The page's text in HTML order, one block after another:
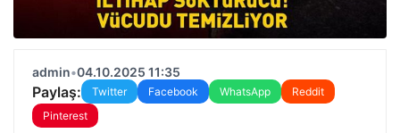
admin•04.10.2025 11:35
Paylaş: Twitter Facebook WhatsApp
Reddit
Pinterest